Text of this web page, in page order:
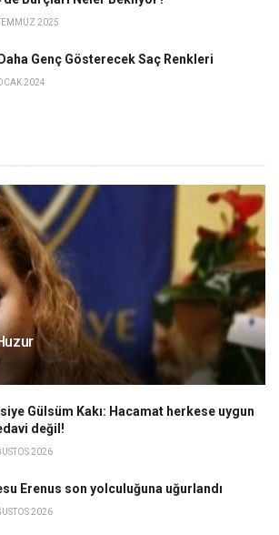
2025
Genç Gösterecek Saç Renkleri
2024
Gülsüm Kakı: Hacamat herkese uygun
değil!
2026
Erenus son yolculuğuna uğurlandı
2026